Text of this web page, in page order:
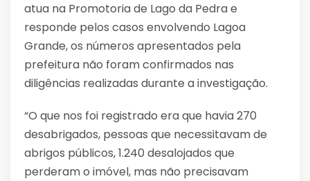
atua na Promotoria de Lago da Pedra e
responde pelos casos envolvendo Lagoa
Grande, os números apresentados pela
prefeitura não foram confirmados nas
diligências realizadas durante a investigação.
“O que nos foi registrado era que havia 270
desabrigados, pessoas que necessitavam de
abrigos públicos, 1.240 desalojados que
perderam o imóvel, mas não precisavam